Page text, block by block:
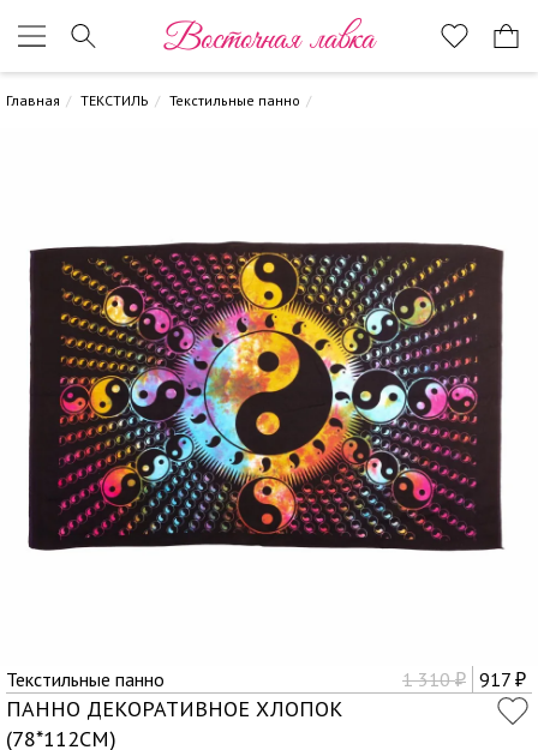
Восточная лавка
Главная ТЕКСТИЛЬ Текстильные панно
Текстильные панно 1 310₽ 917 ₽
ПАННО ДЕКОРАТИВНОЕ ХЛОПОК
(78*112СМ)